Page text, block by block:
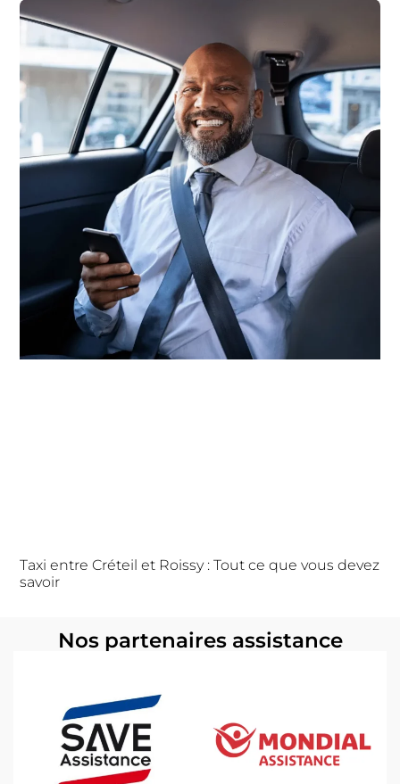
Taxi entre Créteil et Roissy : Tout ce que vous devez
savoir
Nos partenaires assistance